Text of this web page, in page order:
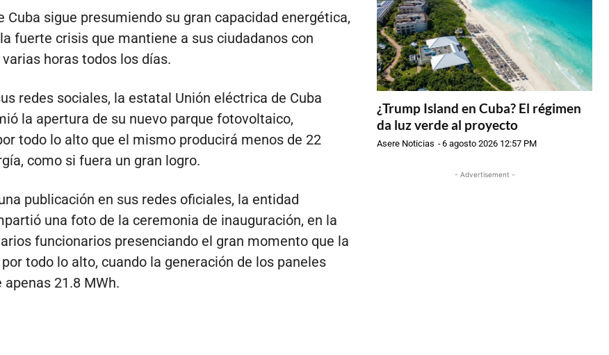
Cuba sigue presumiendo su gran capacidad energética,
fuerte crisis que mantiene a sus ciudadanos con
horas todos los días.
redes sociales, la estatal Unión eléctrica de Cuba
la apertura de su nuevo parque fotovoltaico,
todo lo alto que el mismo producirá menos de 22
como si fuera un gran logro.
publicación en sus redes oficiales, la entidad
una foto de la ceremonia de inauguración, en la
funcionarios presenciando el gran momento que la
por todo lo alto, cuando la generación de los paneles
apenas 21.8 MWh.
¿Trump Island en Cuba? El régimen
da luz verde al proyecto
Asere Noticias -6 agosto 2026 12:57 PM
- Advertisement -